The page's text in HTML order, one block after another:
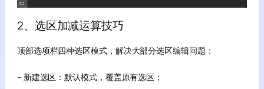
2、选区加减运算技巧
顶部选项栏四种选区模式，解决大部分选区编辑问题：
– 新建选区：默认模式，覆盖原有选区；